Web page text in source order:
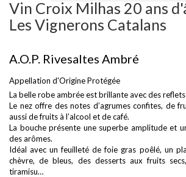
Vin Croix Milhas 20 ans
Les Vignerons Catalans
A.O.P. Rivesaltes Ambré
Appellation d'Origine Protégée
La belle robe ambrée est brillante avec des
Le nez offre des notes d’agrumes confites, de
aussi de fruits à l’alcool et de café.
La bouche présente une superbe amplitude et
des arômes.
Idéal avec un feuilleté de foie gras poêlé, un
chèvre, de bleus, des desserts aux fruits
tiramisu…